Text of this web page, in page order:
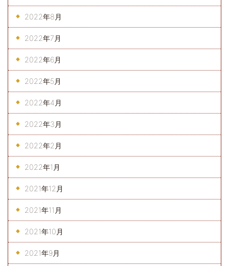
2022年8月
2022年7月
2022年6月
2022年5月
2022年4月
2022年3月
2022年2月
2022年1月
2021年12月
2021年11月
2021年10月
2021年9月